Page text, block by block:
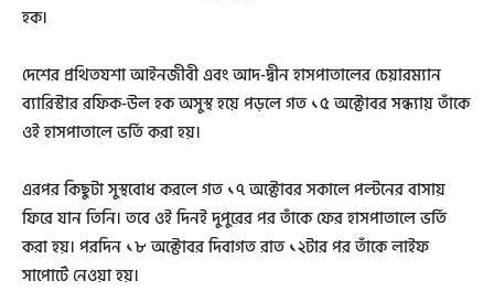
হক।
দেশের প্রথিতযশা আইনজীবী এবং আদ-দ্বীন হাসপাতালের চেয়ারম্যান
ব্যারিস্টার রফিক-উল হক অসুস্থ হয়ে পড়লে গত ১৫ অক্টোবর সন্ধ্যায় তাঁকে
ওই হাসপাতালে ভর্তি করা হয়।
এরপর কিছুটা সুস্থবোধ করলে গত ১৭ অক্টোবর সকালে পল্টনের বাসায়
ফিরে যান তিনি। তবে ওই দিনই দুপুরের পর তাঁকে ফের হাসপাতালে ভর্তি
করা হয়। পরদিন ১৮ অক্টোবর দিবাগত রাত ১২টার পর তাঁকে লাইফ
সাপোর্টে নেওয়া হয়।